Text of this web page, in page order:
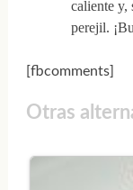
caliente y,
perejil.
[fbcomments]
Otras